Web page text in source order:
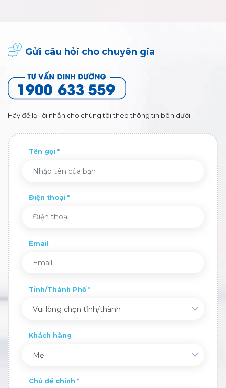
Gửi câu hỏi cho chuyên gia
Hãy để lại lời nhắn cho chúng tôi theo thông tin bên dưới
Tên gọi
Điện thoại
Email
Tỉnh/Thành Phố
Vui lòng chọn tỉnh/thành
Khách hàng
Mẹ
Chủ đề chính